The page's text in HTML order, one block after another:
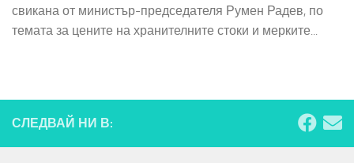
свикана от министър-председателя Румен Радев, по
темата за цените на хранителните стоки и мерките...
СЛЕДВАЙ НИ В: